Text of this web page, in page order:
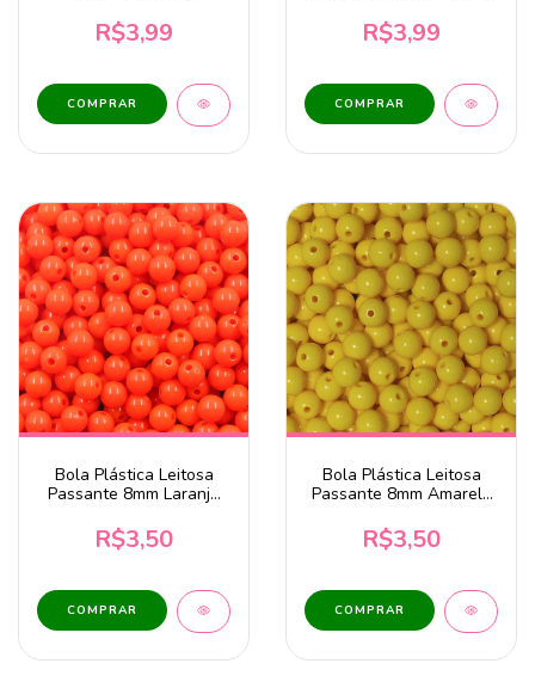
R$3,99 R$3,99
Bola Plástica Leitosa
Passante 8mm Laranja
R$3,50
Bola Plástica Leitosa
Passante 8mm Amarelo
R$3,50